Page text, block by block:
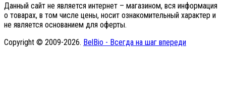
Данный сайт не является интернет – магазином, вся информация
о товарах, в том числе цены, носит ознакомительный характер и
не является основанием для оферты.
Copyright © 2009-2026. BelBio - Всегда на шаг впереди